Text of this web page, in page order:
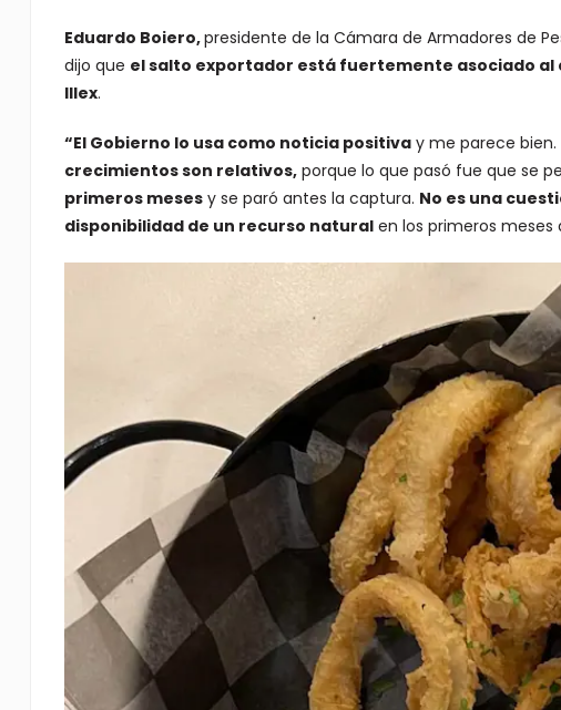
Eduardo Boiero,presidente de la Cámara de Armadores de
dijo que el salto exportador está fuertemente asociado
Illex.
“El Gobierno lo usa como noticia positivay me parece bien.
crecimientos son relativos,porque lo que pasó fue que se
primeros mesesy se paró antes la captura. No es una
disponibilidad de un recurso naturalen los primeros meses